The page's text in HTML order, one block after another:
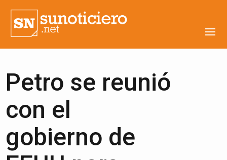
Petro se reunió
con el
gobierno de